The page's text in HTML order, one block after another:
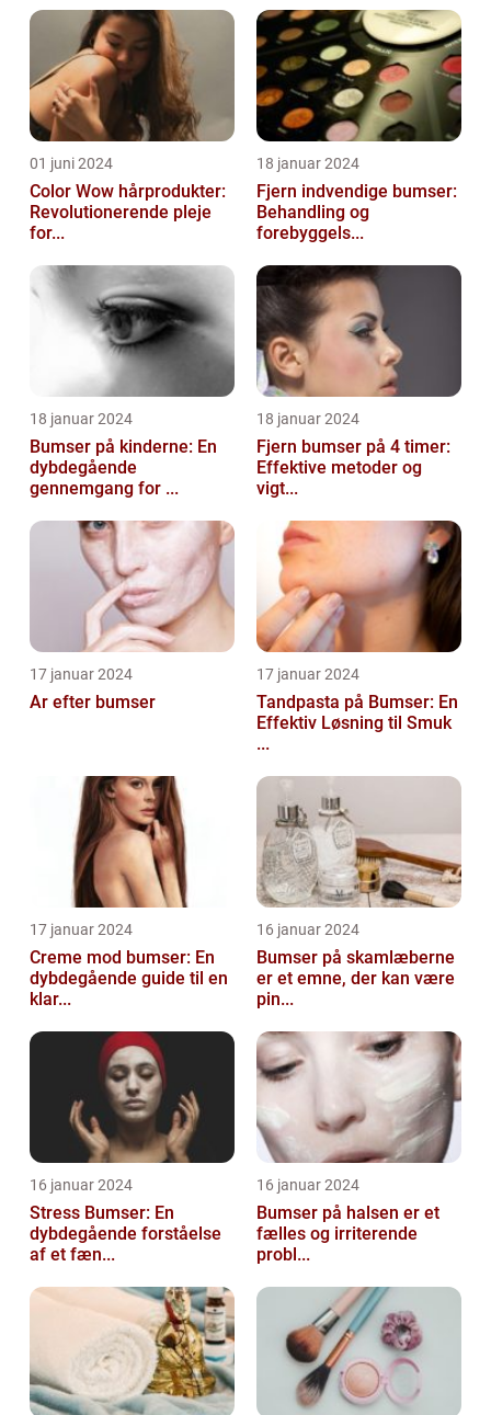
01 juni 2024
Color Wow hårprodukter:
Revolutionerende pleje
for...
18 januar 2024
Fjern indvendige bumser:
Behandling og
forebyggels...
18 januar 2024
Bumser på kinderne: En
dybdegående
gennemgang for ...
18 januar 2024
Fjern bumser på 4 timer:
Effektive metoder og
vigt...
17 januar 2024
Ar efter bumser
17 januar 2024
Tandpasta på Bumser: En
Effektiv Løsning til Smuk
...
17 januar 2024
Creme mod bumser: En
dybdegående guide til en
klar...
16 januar 2024
Bumser på skamlæberne
er et emne, der kan være
pin...
16 januar 2024
Stress Bumser: En
dybdegående forståelse
af et fæn...
16 januar 2024
Bumser på halsen er et
fælles og irriterende
probl...